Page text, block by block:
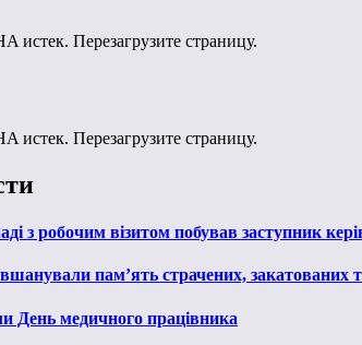
истек. Перезагрузите страницу.
истек. Перезагрузите страницу.
з робочим візитом побував заступник
пам’ять страчених, закатованих
День медичного працівника